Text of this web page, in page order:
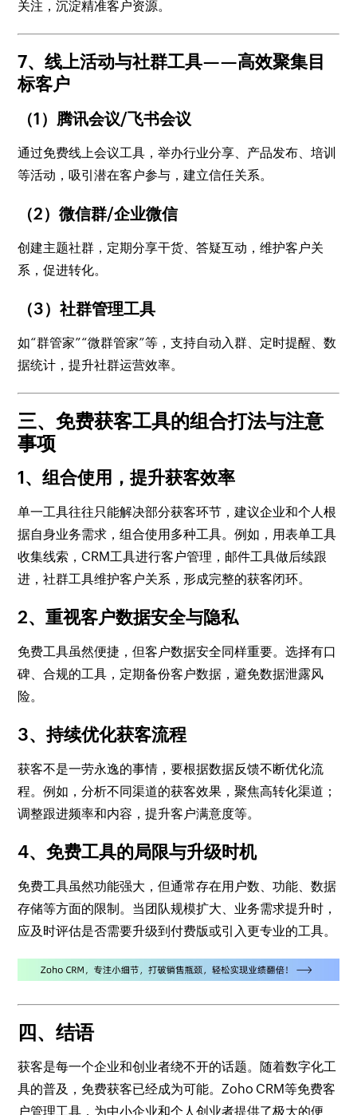
关注，沉淀精准客户资源。
7、线上活动与社群工具——高效聚集目
标客户
（1）腾讯会议/飞书会议
通过免费线上会议工具，举办行业分享、产品发布、培训
等活动，吸引潜在客户参与，建立信任关系。
（2）微信群/企业微信
创建主题社群，定期分享干货、答疑互动，维护客户关
系，促进转化。
（3）社群管理工具
如“群管家”“微群管家”等，支持自动入群、定时提醒、数
据统计，提升社群运营效率。
三、免费获客工具的组合打法与注意
事项
1、组合使用，提升获客效率
单一工具往往只能解决部分获客环节，建议企业和个人根
据自身业务需求，组合使用多种工具。例如，用表单工具
收集线索，CRM工具进行客户管理，邮件工具做后续跟
进，社群工具维护客户关系，形成完整的获客闭环。
2、重视客户数据安全与隐私
免费工具虽然便捷，但客户数据安全同样重要。选择有口
碑、合规的工具，定期备份客户数据，避免数据泄露风
险。
3、持续优化获客流程
获客不是一劳永逸的事情，要根据数据反馈不断优化流
程。例如，分析不同渠道的获客效果，聚焦高转化渠道；
调整跟进频率和内容，提升客户满意度等。
4、免费工具的局限与升级时机
免费工具虽然功能强大，但通常存在用户数、功能、数据
存储等方面的限制。当团队规模扩大、业务需求提升时，
应及时评估是否需要升级到付费版或引入更专业的工具。
四、结语
获客是每一个企业和创业者绕不开的话题。随着数字化工
具的普及，免费获客已经成为可能。Zoho CRM等免费客
户管理工具，为中小企业和个人创业者提供了极大的便